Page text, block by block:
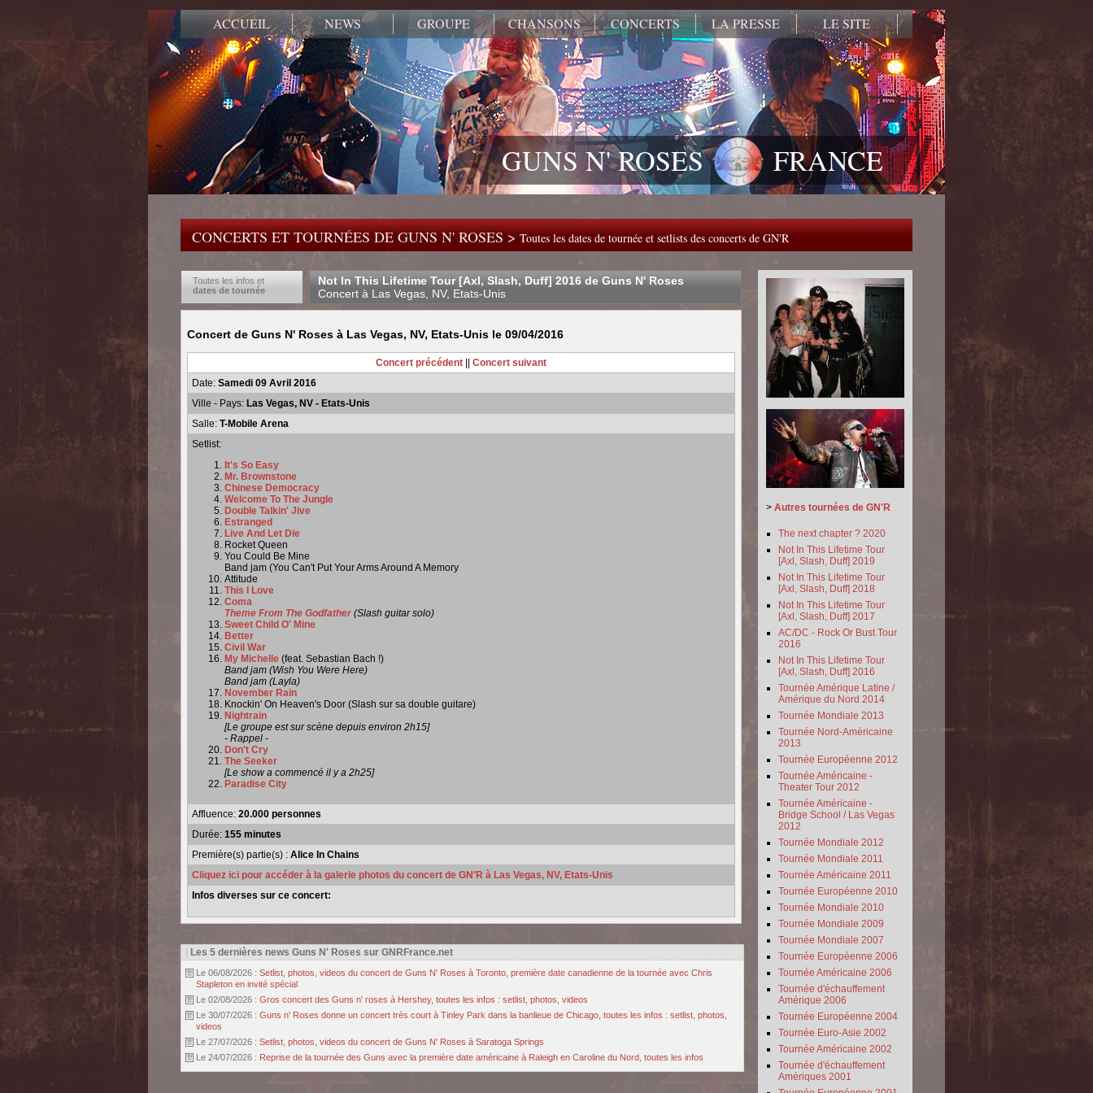
ACCUEIL NEWS GROUPE CHANSONS CONCERTS LA PRESSE LE SITE
GUNS N' ROSES FRANCE
CONCERTS ET TOURNÉES DE GUNS N' ROSES >Toutes les dates de tournée et setlists des concerts de GN'R
Toutes les infos et
dates de tournée
Not In This Lifetime Tour [Axl, Slash, Duff] 2016 de Guns N' Roses
Concert à Las Vegas, NV, Etats-Unis
Concert de Guns N' Roses à Las Vegas, NV, Etats-Unis le 09/04/2016
Concert précédent
Concert suivant
Date: Samedi 09 Avril 2016
Ville - Pays: Las Vegas, NV - Etats-Unis
Salle: T-Mobile Arena
Setlist:
It's So Easy
Mr. Brownstone
Chinese Democracy
Welcome To The Jungle
Double Talkin' Jive
Estranged
Live And Let Die
Rocket Queen
You Could Be Mine
Band jam (You Can't Put Your Arms Around A Memory
Attitude
This I Love
Coma
Theme From The Godfather (Slash guitar solo)
Sweet Child O' Mine
Better
Civil War
My Michelle (feat. Sebastian Bach !)
Band jam (Wish You Were Here)
Band jam (Layla)
November Rain
Knockin' On Heaven's Door (Slash sur sa double guitare)
Nightrain
[Le groupe est sur scène depuis environ 2h15]
- Rappel -
Don't Cry
The Seeker
[Le show a commencé il y a 2h25]
Paradise City
Affluence: 20.000 personnes
Durée: 155 minutes
Première(s) partie(s) : Alice In Chains
Cliquez ici pour accéder à la galerie photos du concert de GN'R à Las Vegas, NV, Etats-Unis
Infos diverses sur ce concert:
Les 5 dernières news Guns N' Roses sur GNRFrance.net
Le 06/08/2026 : Setlist, photos, videos du concert de Guns N' Roses à Toronto, première date canadienne de la tournée avec Chris
Stapleton en invité spécial
Le 02/08/2026 : Gros concert des Guns n' roses à Hershey, toutes les infos : setlist, photos, videos
Le 30/07/2026 : Guns n' Roses donne un concert très court à Tinley Park dans la banlieue de Chicago, toutes les infos : setlist, photos,
videos
Le 27/07/2026 : Setlist, photos, videos du concert de Guns N' Roses à Saratoga Springs
Le 24/07/2026 : Reprise de la tournée des Guns avec la première date américaine à Raleigh en Caroline du Nord, toutes les infos
> Autres tournées de GN'R
The next chapter ? 2020
Not In This Lifetime Tour
[Axl, Slash, Duff] 2019
Not In This Lifetime Tour
[Axl, Slash, Duff] 2018
Not In This Lifetime Tour
[Axl, Slash, Duff] 2017
AC/DC - Rock Or Bust Tour
2016
Not In This Lifetime Tour
[Axl, Slash, Duff] 2016
Tournée Amérique Latine /
Amérique du Nord 2014
Tournée Mondiale 2013
Tournée Nord-Américaine
2013
Tournée Européenne 2012
Tournée Américaine -
Theater Tour 2012
Tournée Américaine -
Bridge School / Las Vegas
2012
Tournée Mondiale 2012
Tournée Mondiale 2011
Tournée Américaine 2011
Tournée Européenne 2010
Tournée Mondiale 2010
Tournée Mondiale 2009
Tournée Mondiale 2007
Tournée Européenne 2006
Tournée Américaine 2006
Tournée d'échauffement
Amérique 2006
Tournée Européenne 2004
Tournée Euro-Asie 2002
Tournée Américaine 2002
Tournée d'échauffement
Amériques 2001